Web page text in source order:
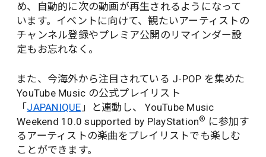
め、自動的に次の動画が再生されるようになって
います。イベントに向けて、観たいアーティストの
チャンネル登録やプレミア公開のリマインダー設
定もお忘れなく。
また、今海外から注目されている J-POP を集めた
YouTube Music の公式プレイリスト
「 JAPANIQUE」と連動し、 YouTube Music
Weekend 10.0 supported by PlayStation® に参加す
るアーティストの楽曲をプレイリストでも楽しむ
ことができます。